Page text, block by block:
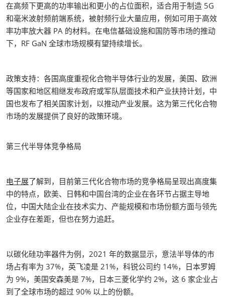
在高频下更高的功率输出和更小的占位面积，适合用于制造 5G
和毫米波射频前端系统，被射频行业大量应用，例如可用于高效
率功率放大器 PA 的材料。在电信基础设施和国防等市场的推动
下，RF GaN 全球市场规模有望持续增长。
政策支持：各国高度重视化合物半导体行业的发展，美国、欧洲
等国家和地区相继发布政府或军队层面技术和产业扶持计划，中
国也发布了相关国家计划，以推动产业发展。这为第三代化合物
市场的发展提供了良好的政策环境。
第三代半导体竞争格局
电子展了解到，目前第三代化合物市场的竞争格局呈现出高度集
中的特点，欧美、日韩和中国台湾的企业在各环节占据主导地
位，中国大陆企业在技术实力、产能规模和市场份额方面与领先
企业存在差距，但也在努力追赶。
以碳化硅功率器件为例，2021 年的数据显示，意法半导体的市
场占有率为 37%，英飞凌是 21%，科锐公司约 14%，日本罗姆
为 9%，美国安森美是 7%，日本三菱化学约 2%，这 6 家企业占
到了全球市场的超过 90% 以上的份额。